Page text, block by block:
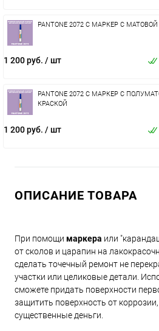
PANTONE 2072 C МАРКЕР С
1 200 руб. / шт
PANTONE 2072 C МАРКЕР С
КРАСКОЙ
1 200 руб. / шт
ОПИСАНИЕ ТОВАРА
При помощи маркера или
от сколов и царапин на
сделать точечный ремонт не
участки или целиковые детали.
сможете придать поверхности
защитить поверхность от
существенные деньги.